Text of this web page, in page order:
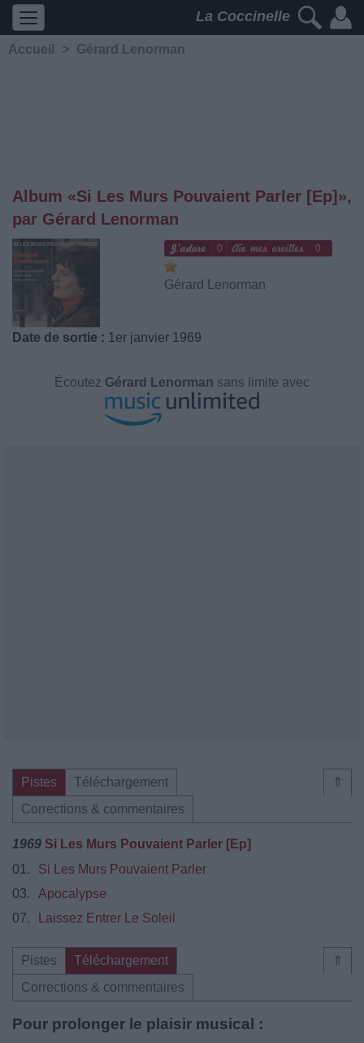
La Coccinelle
Accueil > Gérard Lenorman
Album «Si Les Murs Pouvaient Parler [Ep]»,
par Gérard Lenorman
0 0
Gérard Lenorman
Date de sortie : 1er janvier 1969
Écoutez Gérard Lenorman sans limite avec
⇑
Pistes
Téléchargement
Corrections & commentaires
1969 Si Les Murs Pouvaient Parler [Ep]
01.
Si Les Murs Pouvaient Parler
03.
Apocalypse
07.
Laissez Entrer Le Soleil
⇑
Pistes
Téléchargement
Corrections & commentaires
Pour prolonger le plaisir musical :